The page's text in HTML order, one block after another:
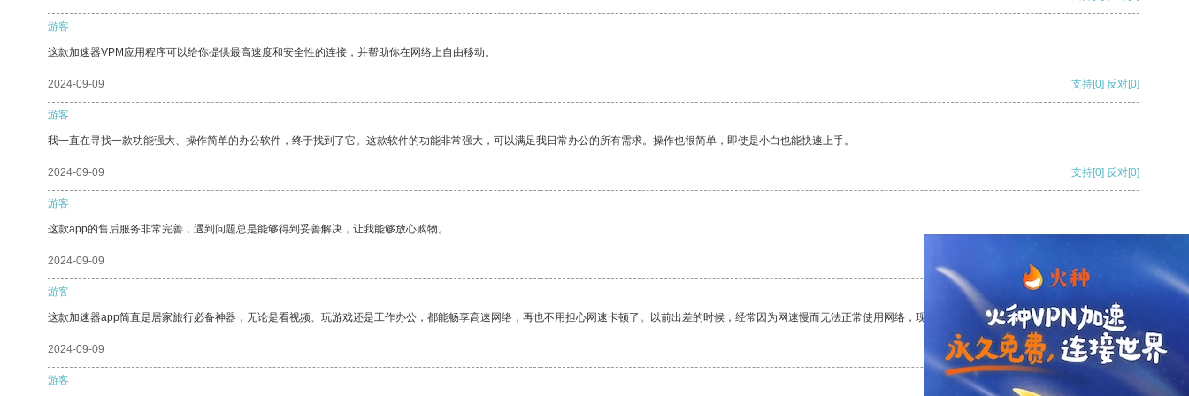
游客
这款加速器VPM应用程序可以给你提供最高速度和安全性的连接，并帮助你在网络上自由移动。
2024-09-09 支持[0] 反对[0]
游客
我一直在寻找一款功能强大、操作简单的办公软件，终于找到了它。这款软件的功能非常强大，可以满足我日常办公的所有需求。操作也很简单，即使是小白也能快速上手。
2024-09-09 支持[0] 反对[0]
游客
这款app的售后服务非常完善，遇到问题总是能够得到妥善解决，让我能够放心购物。
2024-09-09
游客
这款加速器app简直是居家旅行必备神器，无论是看视频、玩游戏还是工作办公，都能畅享高速网络，再也不用担心网速卡顿了。以前出差的时候，经常因为网速慢而无法正常使用网络，现在有了这个app，我再也不用担心了。
2024-09-09 支持 [0] 反对[0]
游客